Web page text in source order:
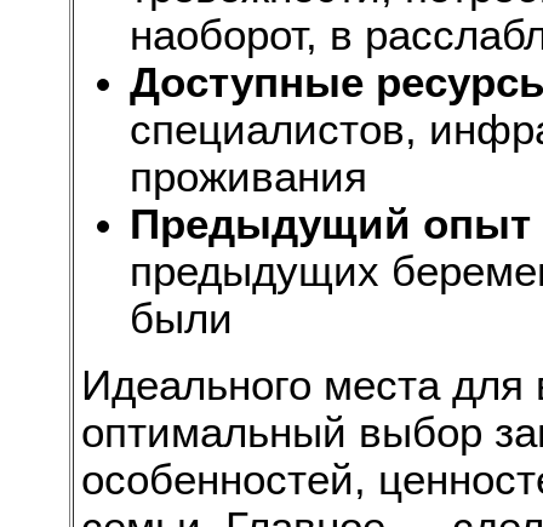
наоборот, в
Доступные
специалистов,
проживания
Предыдущий опыт
предыдущих
были
Идеального места
оптимальный выбор
особенностей,